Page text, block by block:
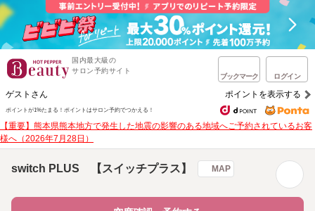
国内最大級の
サロン予約サイト
ブックマーク ログイン
ゲストさん ポイントを表示する
ポイントが1%たまる！ ポイントはサロン予約でつかえる！
【重要】熊本県熊本地方で発生した地震の影響のある地域へご予約されているお客
様へ（2026年7月28日）
switch PLUS 【スイッチプラス】 MAP